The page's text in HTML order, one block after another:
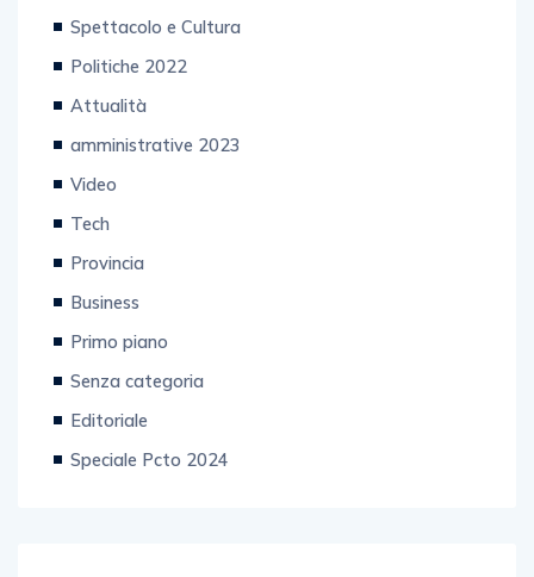
Spettacolo e Cultura
Politiche 2022
Attualità
amministrative 2023
Video
Tech
Provincia
Business
Primo piano
Senza categoria
Editoriale
Speciale Pcto 2024